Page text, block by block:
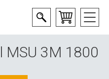
MSU 3M 1800